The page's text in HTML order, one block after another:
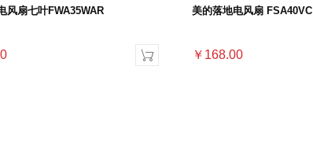
风扇七叶FWA35WAR

美的落地电风扇 FSA40VC
￥168.00